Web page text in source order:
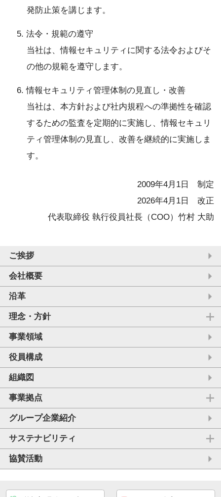
発防止策を講じます。
5. 法令・規範の遵守
当社は、情報セキュリティに関する法令およびそ
の他の規範を遵守します。
6. 情報セキュリティ管理体制の見直し・改善
当社は、本方針および社内規程への準拠性を確認
するための監査を定期的に実施し、情報セキュリ
ティ管理体制の見直し、改善を継続的に実施しま
す。
2009年4月1日 制定
2026年4月1日 改正
代表取締役 執行役員社長（COO）竹村 大助
ご挨拶
会社概要
沿革
理念・方針
事業領域
役員構成
組織図
事業拠点
グループ企業紹介
サステナビリティ
協賛活動